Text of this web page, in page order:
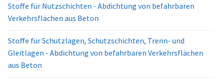
Stoffe für Nutzschichten - Abdichtung von befahrbaren
Verkehrsflächen aus Beton
Stoffe für Schutzlagen, Schutzschichten, Trenn- und
Gleitlagen - Abdichtung von befahrbaren Verkehrsflächen
aus Beton